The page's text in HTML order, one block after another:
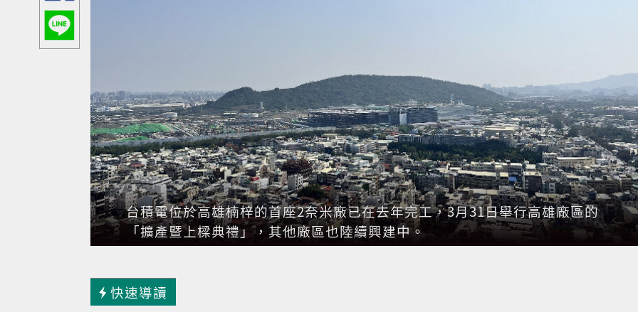
台積電位於高雄楠梓的首座2奈米廠已在去年完工，3月31日舉行高雄廠區的
「擴產暨上樑典禮」，其他廠區也陸續興建中。
快速導讀